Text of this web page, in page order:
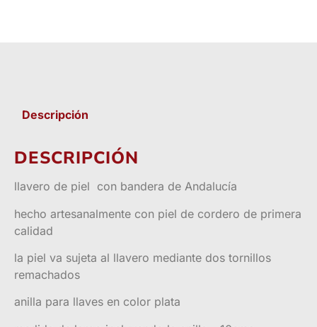
Descripción
DESCRIPCIÓN
llavero de piel con bandera de Andalucía
hecho artesanalmente con piel de cordero de primera
calidad
la piel va sujeta al llavero mediante dos tornillos
remachados
anilla para llaves en color plata